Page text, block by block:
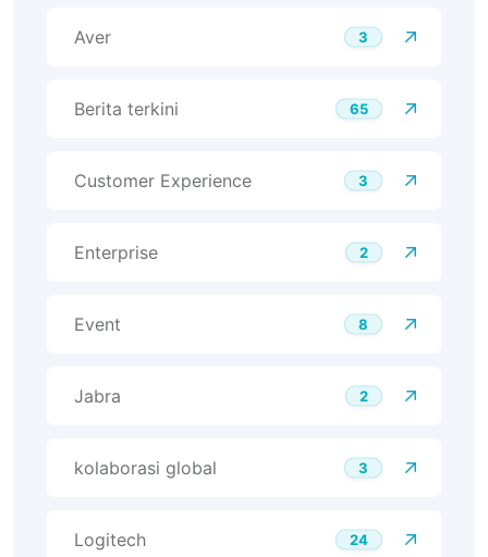
Aver 3
Berita terkini 65
Customer Experience 3
Enterprise 2
Event 8
Jabra 2
kolaborasi global 3
Logitech 24